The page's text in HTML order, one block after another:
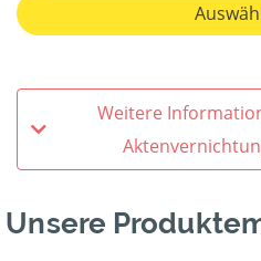
Weitere
Unsere